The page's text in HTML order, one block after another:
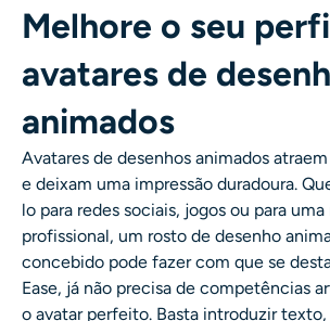
Melhore o seu
avatares de
animados
Avatares de desenhos animados
e deixam uma impressão duradoura.
lo para redes sociais, jogos ou para uma
profissional, um rosto de desenho
concebido pode fazer com que se
Ease, já não precisa de competências
o avatar perfeito. Basta introduzir